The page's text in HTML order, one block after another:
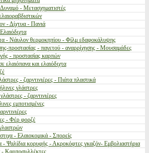
Δυναμό - Μετασχηματιστές
- Δίχτυα - Πανιά
- Νάυλον θερμοκηπίου - Φίλμ εδαφοκάλυψης
προστασίας - παγετού - αναρρίχησης - Μουσαμάδες
- προστασίας καρπών
ελαιόπανα και ελαιόδιχτα
- ζαρντινιέρες - Πιάτα πλαστικά
γλάστρες
- ζαρντινιέρες
εμποτισμένες
- Φέρ φορζέ
- Ελαιοκομικά - Σπορείς
- Ψαλίδια κορυφής - Ακροκόφτες γκαζόν- Εμβολιαστήρια
- Καρποσυλλέκτες